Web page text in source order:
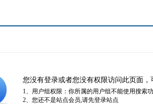
您没有登录或者您没有权限访问此页面
1、用户组权限：你所属的用户组不能使用搜索
2、您还不是站点会员,请先登录站点